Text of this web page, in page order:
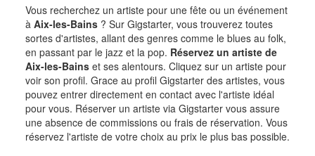
Vous recherchez un artiste pour une fête ou un événement
à Aix-les-Bains? Sur Gigstarter, vous trouverez toutes
sortes d'artistes, allant des genres comme le blues au folk,
en passant par le jazz et la pop. Réservez un artiste de
Aix-les-Bainset ses alentours. Cliquez sur un artiste pour
voir son profil. Grace au profil Gigstarter des artistes, vous
pouvez entrer directement en contact avec l'artiste idéal
pour vous. Réserver un artiste via Gigstarter vous assure
une absence de commissions ou frais de réservation. Vous
réservez l'artiste de votre choix au prix le plus bas possible.